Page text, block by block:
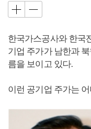
한국가스공사와 한국
기업 주가가 남한과
름을 보이고 있다.
이런 공기업 주가는